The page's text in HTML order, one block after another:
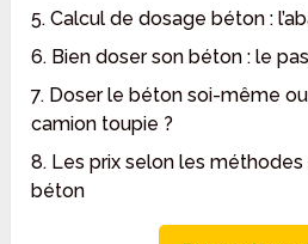
5. Calcul de dosage béton :
6. Bien doser son béton : le
7. Doser le béton soi-même
camion toupie ?
8. Les prix selon les
béton